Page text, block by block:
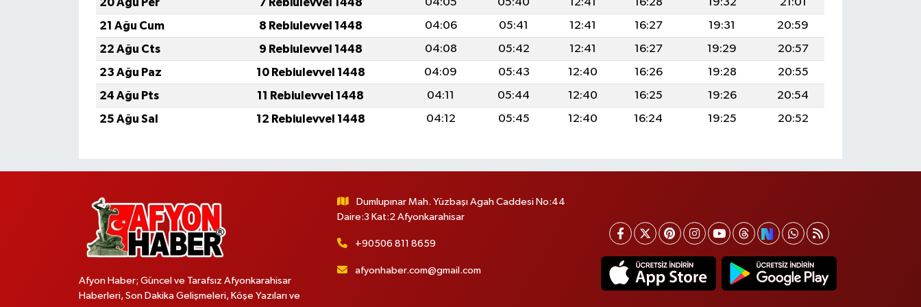
21 Ağu Cum
8 Rebiulevvel 1448 04:06 05:41 12:41 16:27 19:31
20:59
22 Ağu Cts
9 Rebiulevvel 1448 04:08 05:42 12:41 16:27 19:29
20:57
23 Ağu Paz
10 Rebiulevvel 1448 04:09 05:43 12:40 16:26 19:28
20:55
24 Ağu Pts
11 Rebiulevvel 1448 04:11 05:44 12:40 16:25 19:26
20:54
25 Ağu Sal
12 Rebiulevvel 1448 04:12 05:45 12:40 16:24 19:25 20:52
Afyon Haber; Güncel ve Tarafsız Afyonkarahisar
Haberleri, Son Dakika Gelişmeleri, Köşe Yazıları ve
Dumlupınar Mah. Yüzbaşı Agah Caddesi No:44
Daire:3 Kat:2 Afyonkarahisar
+90506 811 8659
afyonhaber.com@gmail.com